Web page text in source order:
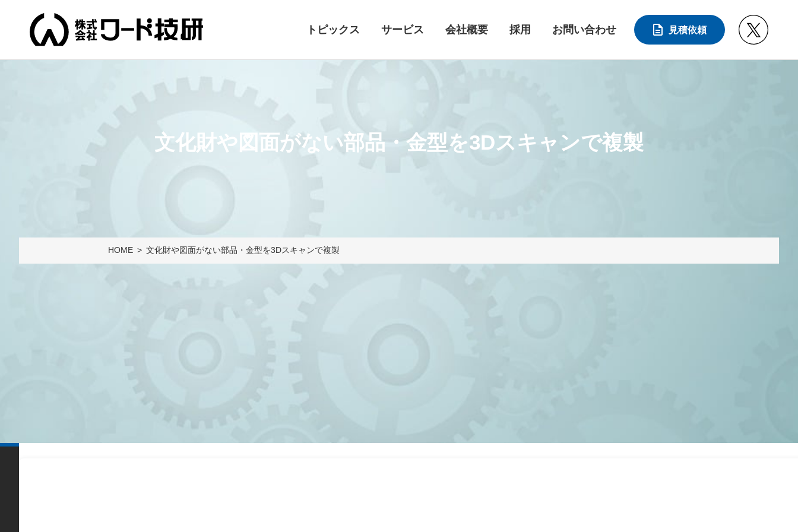
トピックス サービス 会社概要 採用 お問い合わせ 見積依頼
文化財や図面がない部品・金型を3Dスキャンで複製
HOME 文化財や図面がない部品・金型を3Dスキャンで複製